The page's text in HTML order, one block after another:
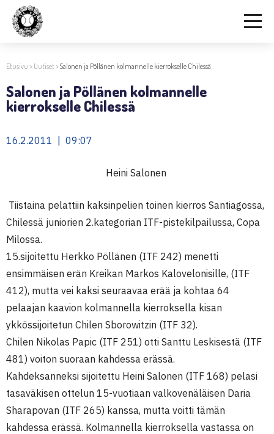
Etusivu > Uutiset>Salonen ja Pöllänen kolmannelle kierrokselle Chilessä
Salonen ja Pöllänen kolmannelle
kierrokselle Chilessä
16.2.2011 | 09:07
Heini Salonen
Tiistaina pelattiin kaksinpelien toinen kierros Santiagossa,
Chilessä juniorien 2.kategorian ITF-pistekilpailussa, Copa
Milossa.
15.sijoitettu Herkko Pöllänen (ITF 242) menetti
ensimmäisen erän Kreikan Markos Kalovelonisille, (ITF
412), mutta vei kaksi seuraavaa erää ja kohtaa 64
pelaajan kaavion kolmannella kierroksella kisan
ykkössijoitetun Chilen Sborowitzin (ITF 32).
Chilen Nikolas Papic (ITF 251) otti Santtu Leskisestä (ITF
481) voiton suoraan kahdessa erässä.
Kahdeksanneksi sijoitettu Heini Salonen (ITF 168) pelasi
tasaväkisen ottelun 15-vuotiaan valkovenäläisen Daria
Sharapovan (ITF 265) kanssa, mutta voitti tämän
kahdessa erässä. Kolmannella kierroksella vastassa on